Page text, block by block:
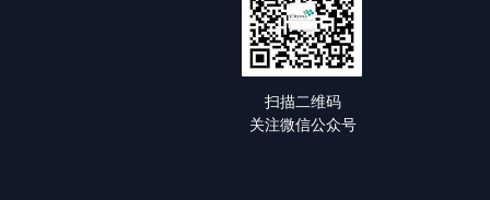
扫描二维码
关注微信公众号